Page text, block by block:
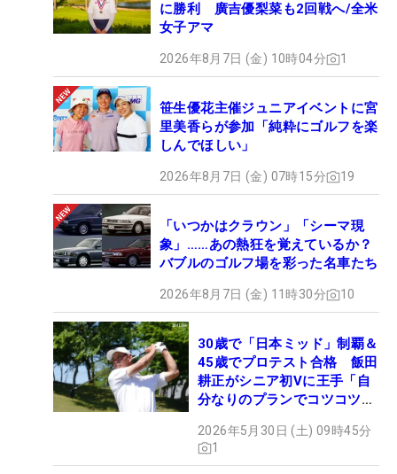
に勝利 廣吉優梨菜も2回戦へ/全米
女子アマ
2026年8月7日 (金) 10時04分 1
笹生優花主催ジュニアイベントに宮
里美香らが参加「純粋にゴルフを楽
しんでほしい」
2026年8月7日 (金) 07時15分 19
「いつかはクラウン」「シーマ現
象」……あの熱狂を覚えているか？
バブルのゴルフ場を彩った名車たち
2026年8月7日 (金) 11時30分 10
30歳で「日本ミッド」制覇＆
45歳でプロテスト合格 飯田
耕正がシニア初Vに王手「自
分なりのプランでコツコツ
2026年5月30日 (土) 09時45分
1